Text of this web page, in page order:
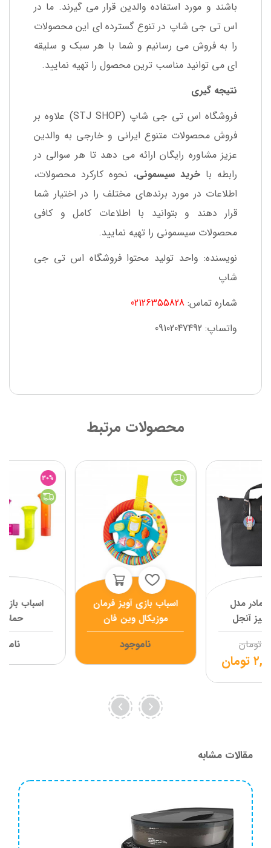
باشند و مورد استفاده والدین قرار می گیرند. ما در
اس تی جی شاپ در تنوع گسترده ای این محصولات
را به فروش می رسانیم و شما با هر سبک و سلیقه
ای می توانید مناسب ترین محصول را تهیه نمایید.
نتیجه گیری
فروشگاه اس تی جی شاپ (STJ SHOP) علاوه بر
فروش محصولات متنوع ایرانی و خارجی به والدین
عزیز مشاوره رایگان ارائه می دهد تا هر سوالی در
رابطه با خرید سیسمونی، نحوه کارکرد محصولات،
اطلاعات در مورد برندهای مختلف را در اختیار شما
قرار دهند و بتوانید با اطلاعات کامل و کافی
محصولات سیسمونی را تهیه نمایید.
نویسنده: واحد تولید محتوا فروشگاه اس تی جی
شاپ
شماره تماس: 02126355828
واتساپ: 09102047492
محصولات مرتبط
مادر مدل
آنجل
تومان
تومان
اسباب بازی آویز فرمان
موزیکال وین فان
ناموجود
30%
اسباب
حمام
مقالات مشابه